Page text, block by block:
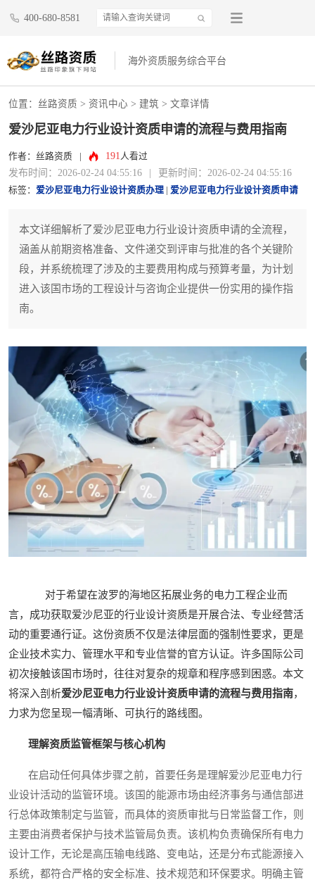
400-680-8581
海外资质服务综合平台
位置： 丝路资质 > 资讯中心 > 建筑 > 文章详情
爱沙尼亚电力行业设计资质申请的流程与费用指南
作者：丝路资质 191人看过
发布时间：2026-02-24 04:55:16 更新时间：2026-02-24 04:55:16
标签： 爱沙尼亚电力行业设计资质办理 爱沙尼亚电力行业设计资质申请
本文详细解析了爱沙尼亚电力行业设计资质申请的全流程，
涵盖从前期资格准备、文件递交到评审与批准的各个关键阶
段，并系统梳理了涉及的主要费用构成与预算考量，为计划
进入该国市场的工程设计与咨询企业提供一份实用的操作指
南。
对于希望在波罗的海地区拓展业务的电力工程企业而
言，成功获取爱沙尼亚的行业设计资质是开展合法、专业经营活
动的重要通行证。这份资质不仅是法律层面的强制性要求，更是
企业技术实力、管理水平和专业信誉的官方认证。许多国际公司
初次接触该国市场时，往往对复杂的规章和程序感到困惑。本文
将深入剖析爱沙尼亚电力行业设计资质申请的流程与费用指南，
力求为您呈现一幅清晰、可执行的路线图。
理解资质监管框架与核心机构
在启动任何具体步骤之前，首要任务是理解爱沙尼亚电力行
业设计活动的监管环境。该国的能源市场由经济事务与通信部进
行总体政策制定与监管，而具体的资质审批与日常监督工作，则
主要由消费者保护与技术监管局负责。该机构负责确保所有电力
设计工作，无论是高压输电线路、变电站，还是分布式能源接入
系统，都符合严格的安全标准、技术规范和环保要求。明确主管